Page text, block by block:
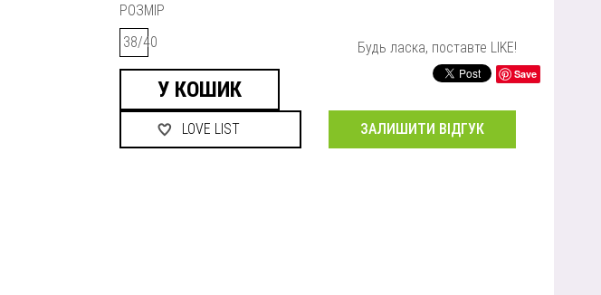
РОЗМІР
38/40
Будь ласка, поставте LIKE!
Save
ЗАЛИШИТИ ВІДГУК